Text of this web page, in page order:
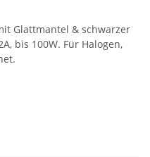
Glattmantel & schwarzer
bis 100W. Für Halogen,